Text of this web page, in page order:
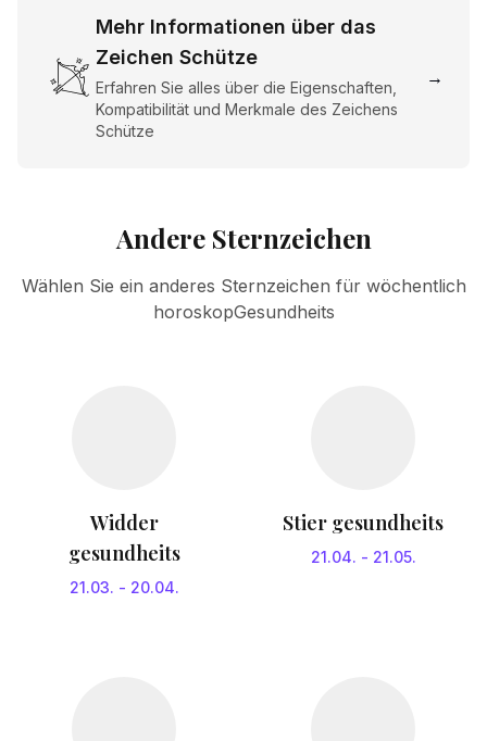
Mehr Informationen über das
Zeichen Schütze
Erfahren Sie alles über die Eigenschaften,
Kompatibilität und Merkmale des Zeichens
Schütze
→
Andere Sternzeichen
Wählen Sie ein anderes Sternzeichen für wöchentlich
horoskopGesundheits
Widder
gesundheits
21.03. - 20.04.
Stier gesundheits
21.04. - 21.05.